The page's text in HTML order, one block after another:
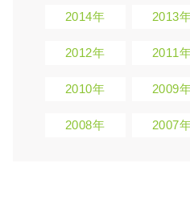
2014年 2013
2012年 2011
2010年 2009
2008年 2007